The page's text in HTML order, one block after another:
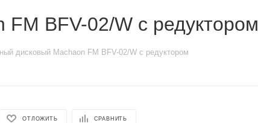
BFV-02/W с редуктором
дисковый Machaon FM BFV-02/W с редуктором
ОТЛОЖИТЬ СРАВНИТЬ